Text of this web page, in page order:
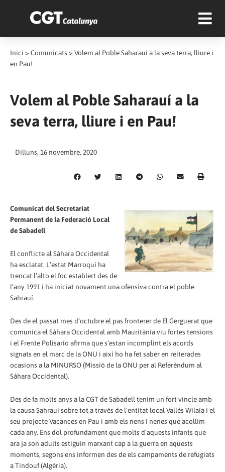
Inici > Comunicats > Volem al Poble Saharauí a la seva terra, lliure i
en Pau!
Volem al Poble Saharauí a la
seva terra, lliure i en Pau!
Dilluns, 16 novembre, 2020
Comunicat del Secretariat
Permanent de la Federació Local
de Sabadell
El conflicte al Sàhara Occidental
ha esclatat. L’estat Marroquí ha
trencat l’alto el foc establert des de
l’any 1991 i ha iniciat novament una ofensiva contra el poble
Sahrauí.
Des de el passat mes d’octubre el pas fronterer de El Gerguerat que
comunica el Sàhara Occidental amb Mauritània viu fortes tensions
i el Frente Polisario afirma que s’estan incomplint els acords
signats en el marc de la ONU i així ho ha fet saber en reiterades
ocasions a la MINURSO (Missió de la ONU per al Referèndum al
Sàhara Occidental).
Des de fa molts anys a la CGT de Sabadell tenim un fort vincle amb
la causa Sahrauí sobre tot a través de l’entitat local Vallès Wilaia i el
seu projecte Vacances en Pau i amb els nens i nenes que acollim
cada any. Ens dol profundament que molts d’aquests infants que
ara ja son adults estiguin marxant cap a la guerra en aquests
moments, segons ens informen des de els campaments de refugiats
a Tindouf (Algèria).